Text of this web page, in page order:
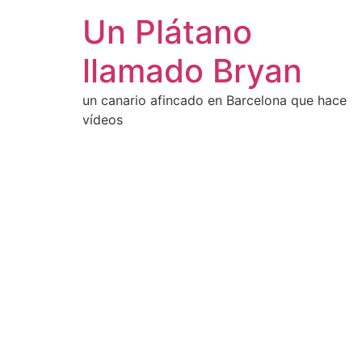
Un Plátano
llamado Bryan
un canario afincado en Barcelona que hace
vídeos